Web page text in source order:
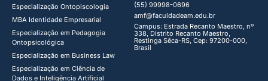
Especialização Ontopiscologia ​
MBA Identidade Empresarial​
Especialização em Pedagogia
Ontopsicológica​
Especialização em Business Law
Especialização em Ciência de
Dados e Inteligência Artificial
(55) 99998-0696
amf@faculdadeam.edu.br
Campus: Estrada Recanto Maestro, nº
338, Distrito Recanto Maestro,
Restinga Sêca-RS, Cep: 97200-000,
Brasil